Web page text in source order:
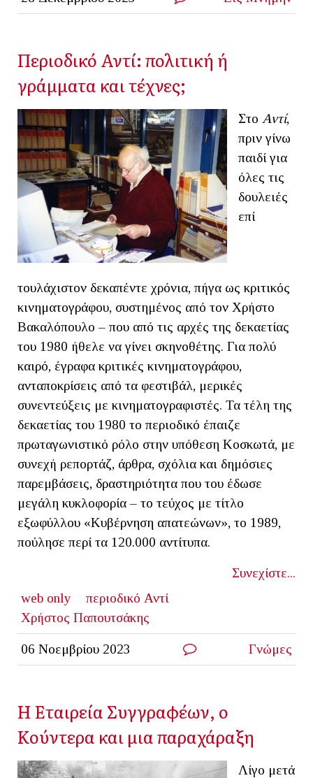
Περιοδικό Αντί: πολιτική ή
γράμματα και τέχνες;
Στο Αντί,
πριν γίνω
παιδί για
όλες τις
δουλειές
επί
τουλάχιστον δεκαπέντε χρόνια, πήγα ως κριτικός
κινηματογράφου, συστημένος από τον Χρήστο
Βακαλόπουλο – που από τις αρχές της δεκαετίας
του 1980 ήθελε να γίνει σκηνοθέτης. Για πολύ
καιρό, έγραφα κριτικές κινηματογράφου,
ανταποκρίσεις από τα φεστιβάλ, μερικές
συνεντεύξεις με κινηματογραφιστές. Τα τέλη της
δεκαετίας του 1980 το περιοδικό έπαιζε
πρωταγωνιστικό ρόλο στην υπόθεση Κοσκωτά, με
συνεχή ρεπορτάζ, άρθρα, σχόλια και δημόσιες
παρεμβάσεις, δραστηριότητα που του έδωσε
μεγάλη κυκλοφορία – το τεύχος με τίτλο
εξωφύλλου «Κυβέρνηση απατεώνων», το 1989,
πούλησε περί τα 120.000 αντίτυπα.
Συνεχίστε...
web only
περιοδικό Αντί
Χρήστος Παπουτσάκης
06 Νοεμβρίου 2023 Γνώμες
Η Εταιρεία Συγγραφέων, ο
Κούντερα και μια παραχάραξη
Λίγο μετά